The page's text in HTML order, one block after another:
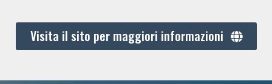
Visita il sito per maggiori informazioni